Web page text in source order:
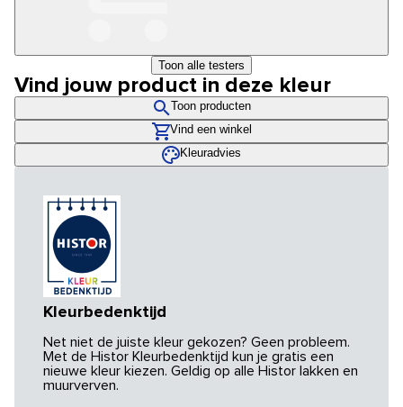
Toon alle testers
Vind jouw product in deze kleur
Toon producten
Vind een winkel
Kleuradvies
Kleurbedenktijd
Net niet de juiste kleur gekozen? Geen probleem.
Met de Histor Kleurbedenktijd kun je gratis een
nieuwe kleur kiezen. Geldig op alle Histor lakken en
muurverven.